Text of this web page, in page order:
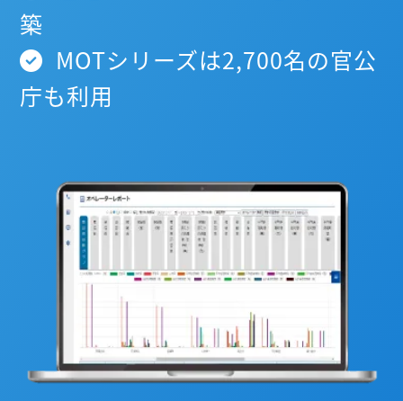
築
MOTシリーズは2,700名の官公
庁も利用